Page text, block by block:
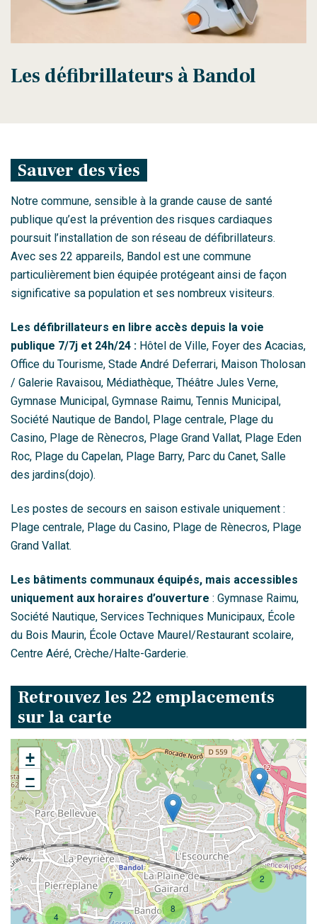
Les défibrillateurs à Bandol
Sauver des vies
Notre commune, sensible à la grande cause de santé
publique qu’est la prévention des risques cardiaques
poursuit l’installation de son réseau de défibrillateurs.
Avec ses 22 appareils, Bandol est une commune
particulièrement bien équipée protégeant ainsi de façon
significative sa population et ses nombreux visiteurs.
Les défibrillateurs en libre accès depuis la voie
publique 7/7j et 24h/24 : Hôtel de Ville, Foyer des Acacias,
Office du Tourisme, Stade André Deferrari, Maison Tholosan
/ Galerie Ravaisou, Médiathèque, Théâtre Jules Verne,
Gymnase Municipal, Gymnase Raimu, Tennis Municipal,
Société Nautique de Bandol, Plage centrale, Plage du
Casino, Plage de Rènecros, Plage Grand Vallat, Plage Eden
Roc, Plage du Capelan, Plage Barry, Parc du Canet, Salle
des jardins(dojo).
Les postes de secours en saison estivale uniquement :
Plage centrale, Plage du Casino, Plage de Rènecros, Plage
Grand Vallat.
Les bâtiments communaux équipés, mais accessibles
uniquement aux horaires d’ouverture : Gymnase Raimu,
Société Nautique, Services Techniques Municipaux, École
du Bois Maurin, École Octave Maurel/Restaurant scolaire,
Centre Aéré, Crèche/Halte-Garderie.
Retrouvez les 22 emplacements
sur la carte
4
2
8
7
+
−